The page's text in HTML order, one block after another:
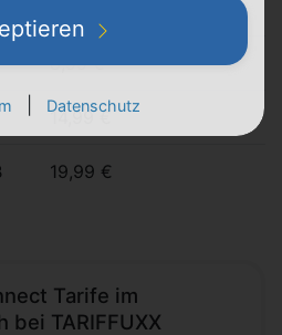
8,99 €
14,99 €
19,99 €
Tarife im
bei TARIFFUXX
Datenschutz